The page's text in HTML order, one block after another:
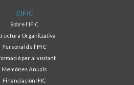
L'IFIC
Sobre l'IFIC
Organitzativa
Personal de l'IFIC
per al visitant
Memòries Anuals
Financiación IFIC